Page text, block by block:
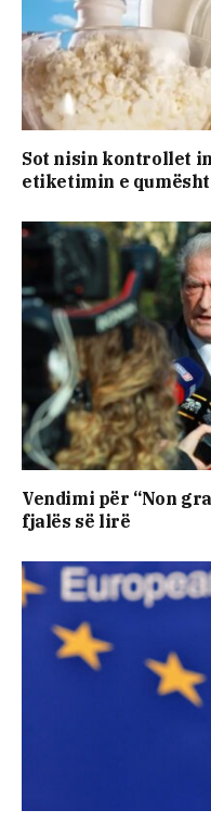
Sot nisin kontrollet
etiketimin e
Vendimi për “Non
fjalës së lirë